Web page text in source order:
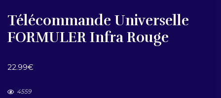
Télécommande Universelle
FORMULER Infra Rouge
22.99€
4559